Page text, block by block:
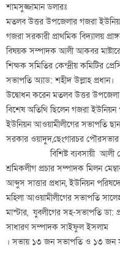
শামসুজ্জামান ডলারঃ
মতলব উত্তর উপজেলার গজরা
গজরা সরকারী প্রাথমিক বিদ্যালয়
বিষয়ক সম্পাদক আলী আকবর
শিক্ষক সমিতির কেন্দ্রীয় কমিটির
সভাপতি অ্যাড: শহীদ উল্লাহ প্রধান।
উদ্বোধন করেন মতলব উত্তর
বিশেষ অতিথি ছিলেন গজরা ইউনিয়ন
ইউনিয়ন আওয়ামীলীগের সভাপতি
সরকার ওয়াদুদ,ছেংগারচর পৌরসভার
বিশিষ্ট ব্যবসায়ী আলী হোসেন
শ্রমিকলীগ প্রচার সম্পাদক মিলন
আব্দুস সাত্তার প্রধান, ইউনিয়ন
মহিলা আওয়ামীলীগের সভাপতি
মাস্টার, যুবলীগের সহ-সভাপতি ডা:
সাধারণ সম্পাদক সাইফুল ইসলাম
। সভায় ১৩ জন সভাপতি ও ১৩ জন